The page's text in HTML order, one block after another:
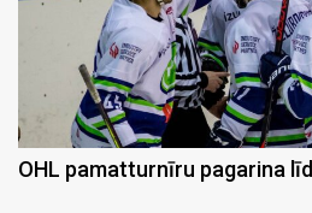
OHL pamatturnīru pagarina